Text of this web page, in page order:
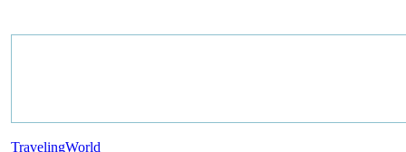
TravelingWorld